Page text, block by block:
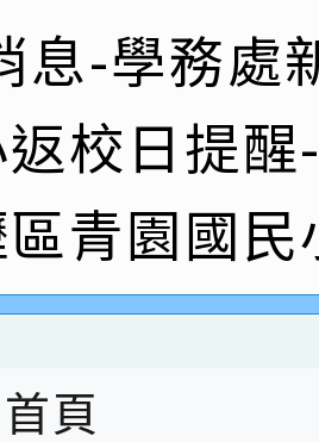
三名。
君教師榮獲社
阿巴斯O蜜、
園市科展 國
老師王老師、
四年二班張O
競賽國小朗讀
師林老師
參加桃園市中
瑛教師榮獲教
-第二名
校參與2026世
科學小創客佳
息-學務處
校日提
青園國
頁